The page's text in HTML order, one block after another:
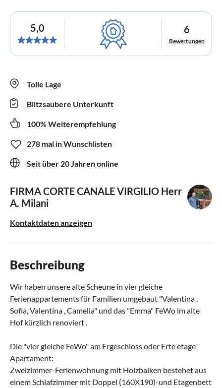
5,0 6
Bewertungen
Tolle Lage
Blitzsaubere Unterkunft
100% Weiterempfehlung
278 mal in Wunschlisten
Seit über 20 Jahren online
FIRMA CORTE CANALE VIRGILIO Herr
A. Milani
Kontaktdaten anzeigen
Beschreibung
Wir haben unsere alte Scheune in vier gleiche
Ferienappartements für Familien umgebaut "Valentina ,
Sofia, Valentina , Camelia" und das "Emma" FeWo im alte
Hof kürzlich renoviert .
Die "vier gleiche FeWo" am Ergeschloss oder Erte etage
Apartament:
Zweizimmer-Ferienwohnung mit Holzbalken bestehet aus
einem Schlafzimmer mit Doppel (160X190)-und Etagenbett